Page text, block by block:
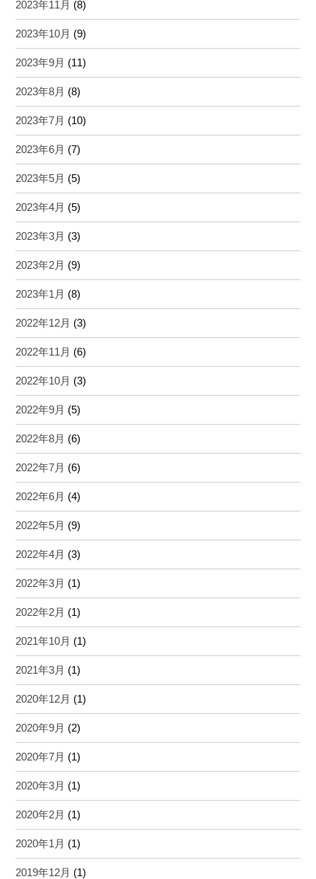
2023年11月 (8)
2023年10月 (9)
2023年9月 (11)
2023年8月 (8)
2023年7月 (10)
2023年6月 (7)
2023年5月 (5)
2023年4月 (5)
2023年3月 (3)
2023年2月 (9)
2023年1月 (8)
2022年12月 (3)
2022年11月 (6)
2022年10月 (3)
2022年9月 (5)
2022年8月 (6)
2022年7月 (6)
2022年6月 (4)
2022年5月 (9)
2022年4月 (3)
2022年3月 (1)
2022年2月 (1)
2021年10月 (1)
2021年3月 (1)
2020年12月 (1)
2020年9月 (2)
2020年7月 (1)
2020年3月 (1)
2020年2月 (1)
2020年1月 (1)
2019年12月 (1)